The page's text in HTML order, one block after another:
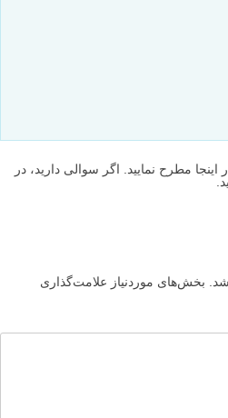
مطرح نمایید. اگر سوالی دارید، در
بخش‌های موردنیاز علامت‌گذاری